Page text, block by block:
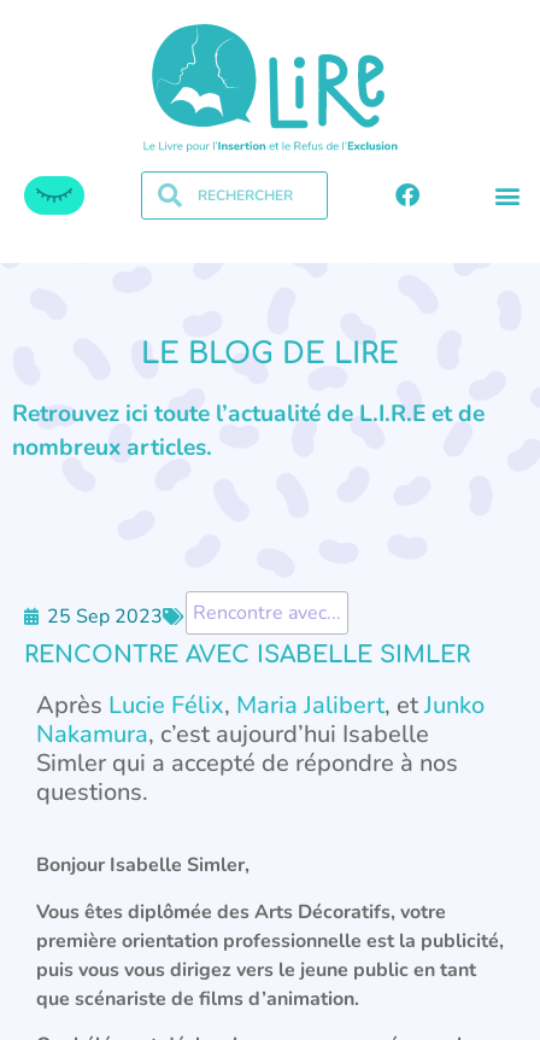
LE BLOG DE LIRE
Retrouvez ici toute l’actualité de L.I.R.E et de
nombreux articles.
25 Sep 2023 Rencontre avec...
RENCONTRE AVEC ISABELLE SIMLER
Après Lucie Félix, Maria Jalibert, etJunko
Nakamura, c’est aujourd’hui Isabelle
Simler qui a accepté de répondre à nos
questions.
Bonjour Isabelle Simler,
Vous êtes diplômée des Arts Décoratifs, votre
première orientation professionnelle est la publicité,
puis vous vous dirigez vers le jeune public en tant
que scénariste de films d’animation.